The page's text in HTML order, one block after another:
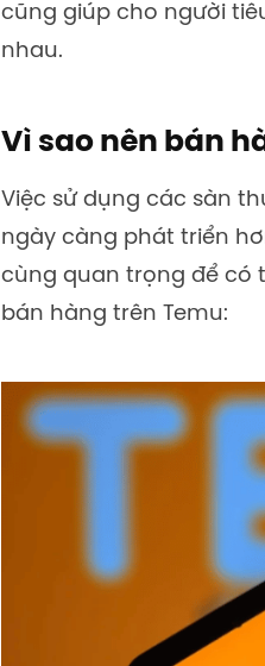
cũng giúp cho người
nhau.
Vì sao nên bán
Việc sử dụng các sàn
ngày càng phát triển
cùng quan trọng để có
bán hàng trên Temu: